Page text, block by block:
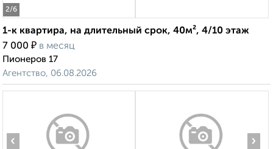
2/6
1-к квартира, на длительный срок, 40м², 4/10 этаж
7 000 ₽ в месяц
Пионеров 17
Агентство, 06.08.2026
‹ ›